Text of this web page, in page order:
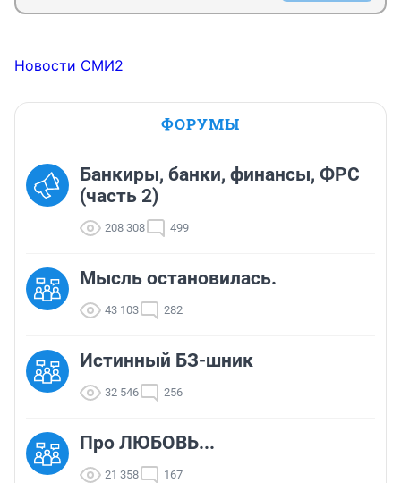
Новости СМИ2
ФОРУМЫ
Банкиры, банки, финансы, ФРС
(часть 2)
208 308 499
Мысль остановилась.
43 103 282
Истинный БЗ-шник
32 546 256
Про ЛЮБОВЬ...
21 358 167